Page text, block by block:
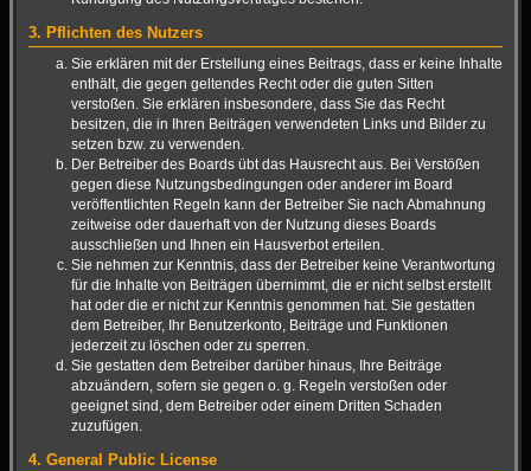
3. Pflichten des Nutzers
Sie erklären mit der Erstellung eines Beitrags, dass er keine Inhalte
enthält, die gegen geltendes Recht oder die guten Sitten
verstoßen. Sie erklären insbesondere, dass Sie das Recht
besitzen, die in Ihren Beiträgen verwendeten Links und Bilder zu
setzen bzw. zu verwenden.
Der Betreiber des Boards übt das Hausrecht aus. Bei Verstößen
gegen diese Nutzungsbedingungen oder anderer im Board
veröffentlichten Regeln kann der Betreiber Sie nach Abmahnung
zeitweise oder dauerhaft von der Nutzung dieses Boards
ausschließen und Ihnen ein Hausverbot erteilen.
Sie nehmen zur Kenntnis, dass der Betreiber keine Verantwortung
für die Inhalte von Beiträgen übernimmt, die er nicht selbst erstellt
hat oder die er nicht zur Kenntnis genommen hat. Sie gestatten
dem Betreiber, Ihr Benutzerkonto, Beiträge und Funktionen
jederzeit zu löschen oder zu sperren.
Sie gestatten dem Betreiber darüber hinaus, Ihre Beiträge
abzuändern, sofern sie gegen o. g. Regeln verstoßen oder
geeignet sind, dem Betreiber oder einem Dritten Schaden
zuzufügen.
4. General Public License